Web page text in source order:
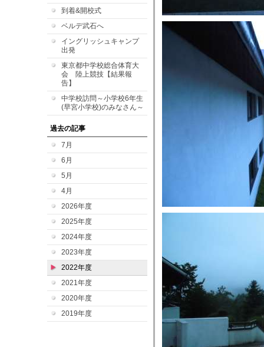
到着&開校式
ベルデ武石へ
イングリッシュキャンプ
出発
東京都中学校総合体育大
会 陸上競技【結果報
告】
中学校訪問～小学校6年生
(早宮小学校)のみなさん～
過去の記事
7月
6月
5月
4月
2026年度
2025年度
2024年度
2023年度
2022年度
2021年度
2020年度
2019年度